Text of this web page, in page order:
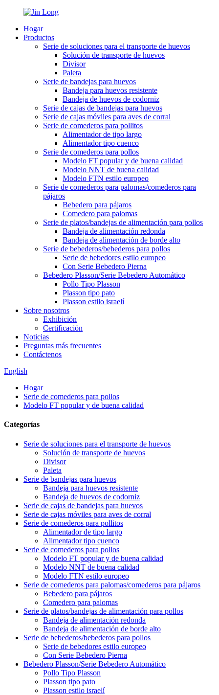
Hogar
Productos
Serie de soluciones para el transporte de huevos
Solución de transporte de huevos
Divisor
Paleta
Serie de bandejas para huevos
Bandeja para huevos resistente
Bandeja de huevos de codorniz
Serie de cajas de bandejas para huevos
Serie de cajas móviles para aves de corral
Serie de comederos para pollitos
Alimentador de tipo largo
Alimentador tipo cuenco
Serie de comederos para pollos
Modelo FT popular y de buena calidad
Modelo NNT de buena calidad
Modelo FTN estilo europeo
Serie de comederos para palomas/comederos para
pájaros
Bebedero para pájaros
Comedero para palomas
Serie de platos/bandejas de alimentación para pollos
Bandeja de alimentación redonda
Bandeja de alimentación de borde alto
Serie de bebederos/bebederos para pollos
Serie de bebedores estilo europeo
Con Serie Bebedero Pierna
Bebedero Plasson/Serie Bebedero Automático
Pollo Tipo Plasson
Plasson tipo pato
Plasson estilo israelí
Sobre nosotros
Exhibición
Certificación
Noticias
Preguntas más frecuentes
Contáctenos
English
Hogar
Serie de comederos para pollos
Modelo FT popular y de buena calidad
Categorías
Serie de soluciones para el transporte de huevos
Solución de transporte de huevos
Divisor
Paleta
Serie de bandejas para huevos
Bandeja para huevos resistente
Bandeja de huevos de codorniz
Serie de cajas de bandejas para huevos
Serie de cajas móviles para aves de corral
Serie de comederos para pollitos
Alimentador de tipo largo
Alimentador tipo cuenco
Serie de comederos para pollos
Modelo FT popular y de buena calidad
Modelo NNT de buena calidad
Modelo FTN estilo europeo
Serie de comederos para palomas/comederos para pájaros
Bebedero para pájaros
Comedero para palomas
Serie de platos/bandejas de alimentación para pollos
Bandeja de alimentación redonda
Bandeja de alimentación de borde alto
Serie de bebederos/bebederos para pollos
Serie de bebedores estilo europeo
Con Serie Bebedero Pierna
Bebedero Plasson/Serie Bebedero Automático
Pollo Tipo Plasson
Plasson tipo pato
Plasson estilo israelí